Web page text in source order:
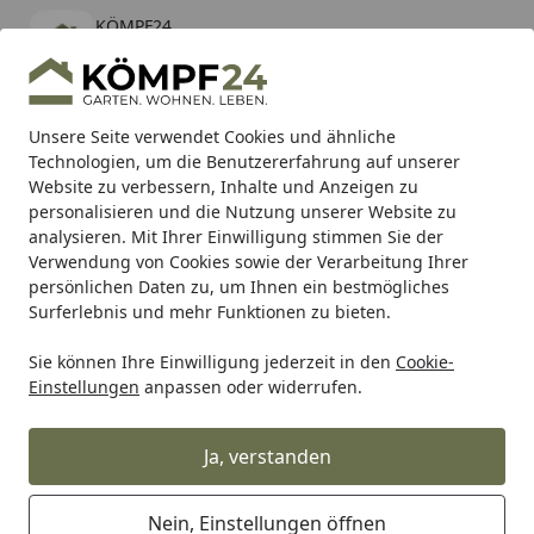
Unsere Seite verwendet Cookies und ähnliche
Technologien, um die Benutzererfahrung auf unserer
Website zu verbessern, Inhalte und Anzeigen zu
personalisieren und die Nutzung unserer Website zu
analysieren. Mit Ihrer Einwilligung stimmen Sie der
Verwendung von Cookies sowie der Verarbeitung Ihrer
persönlichen Daten zu, um Ihnen ein bestmögliches
Surferlebnis und mehr Funktionen zu bieten.
Sie können Ihre Einwilligung jederzeit in den Cookie-
Einstellungen anpassen oder widerrufen.
Ja, verstanden
Nein, Einstellungen öffnen
KÖMPF24
kostenlos - Im App Store
Hotline
Alle Produkte
Mein Konto
Suchen
Karibu Pools inkl. gratis Sandfilteranlage & Pool-
Starterset (Gesamtwert bis 468,99€)
Startseite
Grill Weber LID ASSEMBLY 335 SPIRIT 2020 (68888)
Weber LID ASSEMBLY 335 SPIRIT